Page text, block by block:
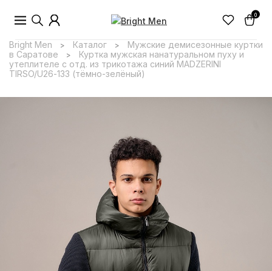
0
Bright Men > Каталог >
Мужские демисезонные куртки
в Саратове
>
Куртка мужская нанатуральном пуху и
утеплителе с отд. из трикотажа синий MADZERINI
TIRSO/U26-133 (тёмно-зелёный)